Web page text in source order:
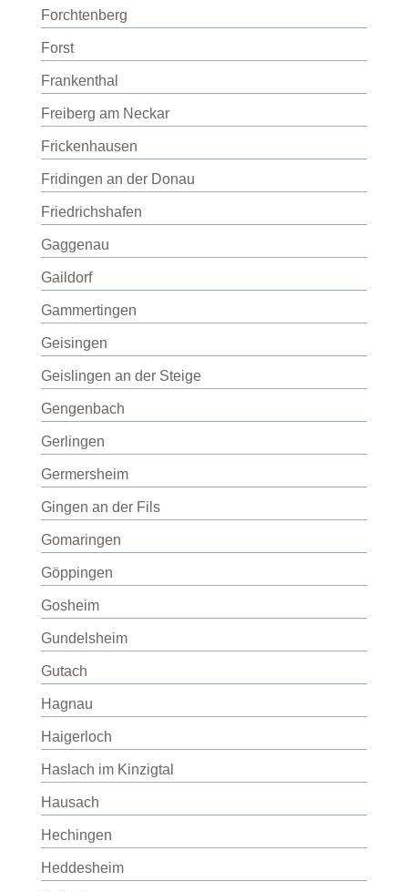
Forchtenberg
Forst
Frankenthal
Freiberg am Neckar
Frickenhausen
Fridingen an der Donau
Friedrichshafen
Gaggenau
Gaildorf
Gammertingen
Geisingen
Geislingen an der Steige
Gengenbach
Gerlingen
Germersheim
Gingen an der Fils
Gomaringen
Göppingen
Gosheim
Gundelsheim
Gutach
Hagnau
Haigerloch
Haslach im Kinzigtal
Hausach
Hechingen
Heddesheim